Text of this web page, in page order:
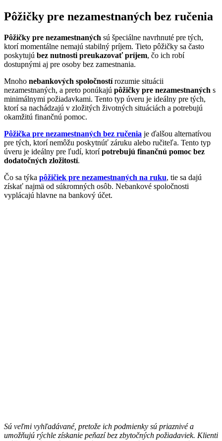
Pôžičky pre nezamestnaných bez ručenia
Pôžičky pre nezamestnaných sú špeciálne navrhnuté pre tých,
ktorí momentálne nemajú stabilný príjem. Tieto pôžičky sa často
poskytujú bez nutnosti preukazovať príjem, čo ich robí
dostupnými aj pre osoby bez zamestnania.
Mnoho nebankových spoločnostírozumie situácii
nezamestnaných, a preto ponúkajú pôžičky pre nezamestnaných s
minimálnymi požiadavkami. Tento typ úveru je ideálny pre tých,
ktorí sa nachádzajú v zložitých životných situáciách a potrebujú
okamžitú finančnú pomoc.
Pôžička pre nezamestnaných bez ručenia je ďalšou alternatívou
pre tých, ktorí nemôžu poskytnúť záruku alebo ručiteľa. Tento typ
úveru je ideálny pre ľudí, ktorípotrebujú finančnú pomoc bez
dodatočných zložitostí.
Čo sa týka pôžičiek pre nezamestnaných na ruku, tie sa dajú
získať najmä od súkromných osôb. Nebankové spoločnosti
vyplácajú hlavne na bankový účet.
Sú veľmi vyhľadávané, pretože ich podmienky sú priaznivé a
umožňujú rýchle získanie peňazí bez zbytočných požiadaviek. Klienti